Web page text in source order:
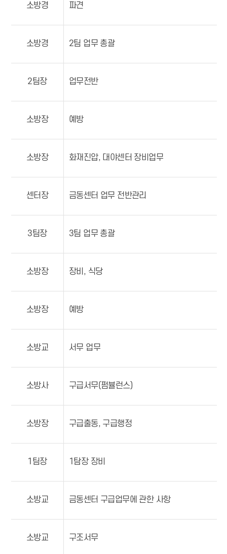
소방경 파견
소방경 2팀 업무 총괄
2팀장 업무전반
소방장 예방
소방장 화재진압, 대야센터 장비업무
센터장 금동센터 업무 전반관리
3팀장 3팀 업무 총괄
소방장 장비, 식당
소방장 예방
소방교 서무 업무
소방사 구급서무(펌뷸런스)
소방장 구급출동, 구급행정
1팀장 1탐장 장비
소방교 금동센터 구급업무에 관한 사항
소방교 구조서무